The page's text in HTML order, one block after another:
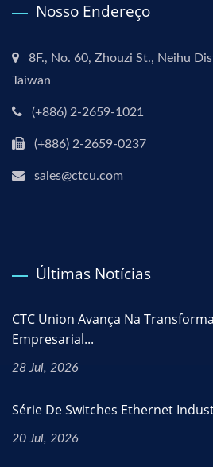
Nosso Endereço
8F., No. 60, Zhouzi St., Neihu
Taiwan
(+886) 2-2659-1021
(+886) 2-2659-0237
sales@ctcu.com
Últimas Notícias
CTC Union Avança Na
Empresarial...
28 Jul, 2026
Série De Switches Ethernet
20 Jul, 2026